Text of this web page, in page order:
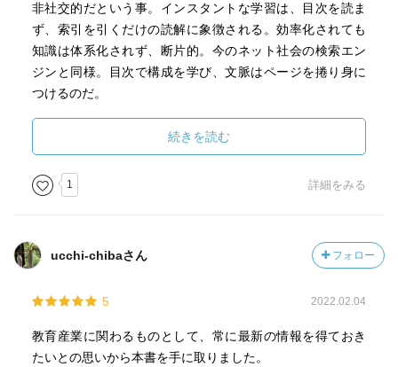
非社交的だという事。インスタントな学習は、目次を読ま
ず、索引を引くだけの読解に象徴される。効率化されても
知識は体系化されず、断片的。今のネット社会の検索エン
ジンと同様。目次で構成を学び、文脈はページを捲り身に
つけるのだ。
AIやスタディサプリなどで学習環境が整っても、自発的に
勉強が出来る生徒は少ない。そうだった。何を勘違いして
いたのだろう。授業を受けても理解できない人が、自習で
学力を伸ばすはずがない。そのために塾に行く人達がい
れは今までもそうだったはずだ。なるほど、簡単には変わ
らない。
続きを読む
1 詳細をみる
ucchi-chibaさん フォロー
5 2022.02.04
教育産業に関わるものとして、常に最新の情報を得ておき
たいとの思いから本書を手に取りました。